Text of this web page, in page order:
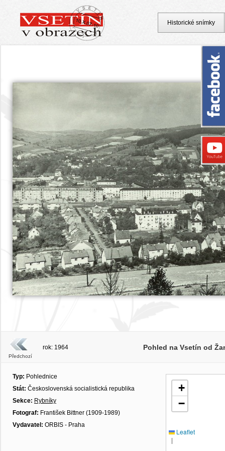
Předchozí
rok: 1964 Pohled na Vsetín od
Typ: Pohlednice
Stát: Československá socialistická republika
Sekce: Rybníky
Fotograf: František Bittner (1909-1989)
Vydavatel: ORBIS - Praha
+
−
Leaflet
|
Historické snímky